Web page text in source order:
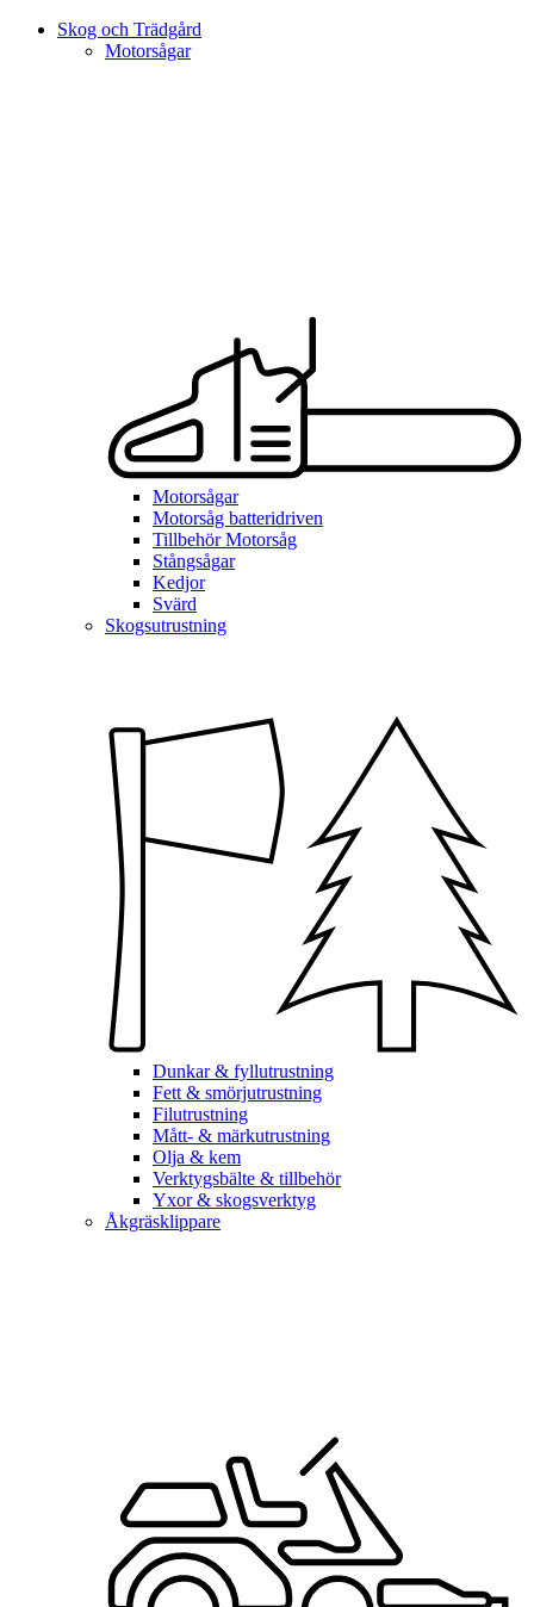
Skog och Trädgård
Motorsågar
Motorsågar
Motorsåg batteridriven
Tillbehör Motorsåg
Stångsågar
Kedjor
Svärd
Skogsutrustning
Dunkar & fyllutrustning
Fett & smörjutrustning
Filutrustning
Mått- & märkutrustning
Olja & kem
Verktygsbälte & tillbehör
Yxor & skogsverktyg
Åkgräsklippare